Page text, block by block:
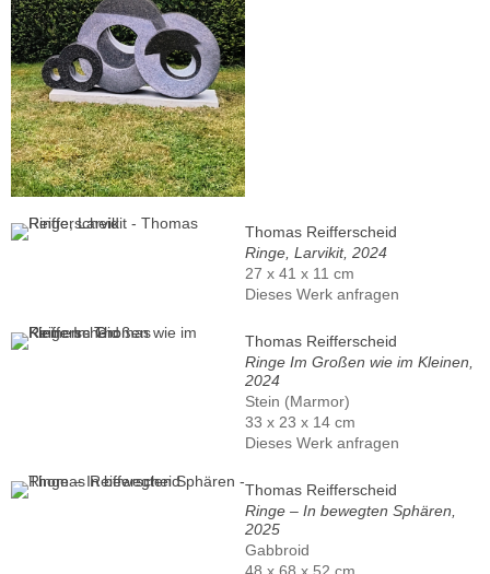
Thomas Reifferscheid
Ringe, Larvikit, 2024
27 x 41 x 11 cm
Dieses Werk anfragen
Thomas Reifferscheid
Ringe Im Großen wie im Kleinen,
2024
Stein (Marmor)
33 x 23 x 14 cm
Dieses Werk anfragen
Thomas Reifferscheid
Ringe – In bewegten Sphären,
2025
Gabbroid